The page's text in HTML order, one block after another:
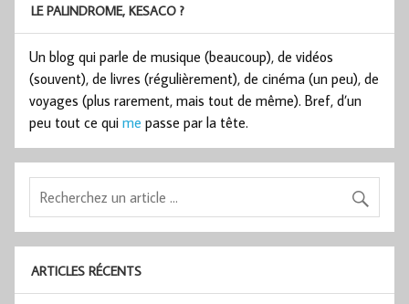
LE PALINDROME, KESACO ?
Un blog qui parle de musique (beaucoup), de vidéos
(souvent), de livres (régulièrement), de cinéma (un peu), de
voyages (plus rarement, mais tout de même). Bref, d’un
peu tout ce qui me passe par la tête.
ARTICLES RÉCENTS